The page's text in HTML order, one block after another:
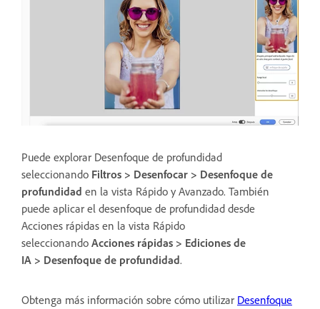
Puede explorar Desenfoque de profundidad
seleccionando Filtros > Desenfocar > Desenfoque de
profundidad en la vista Rápido y Avanzado. También
puede aplicar el desenfoque de profundidad desde
Acciones rápidas en la vista Rápido
seleccionando Acciones rápidas > Ediciones de
IA > Desenfoque de profundidad.
Obtenga más información sobre cómo utilizar Desenfoque